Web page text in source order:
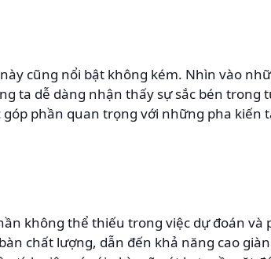
cũng nổi bật không kém. Nhìn vào
ta dễ dàng nhận thấy sự sắc bén trong
phần quan trọng với những pha kiến
không thể thiếu trong việc dự đoán và
chất lượng, dẫn đến khả năng cao